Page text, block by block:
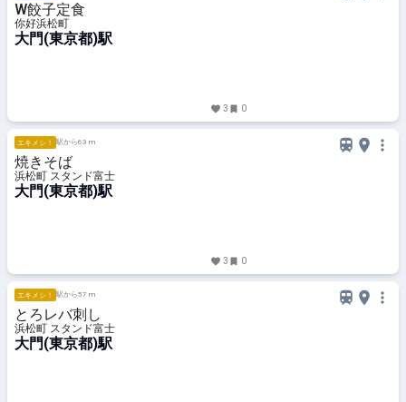
W餃子定食
你好浜松町
大門(東京都)駅
3 0
エキメシ！ 駅から63 m
焼きそば
浜松町 スタンド富士
大門(東京都)駅
3 0
エキメシ！ 駅から57 m
とろレバ刺し
浜松町 スタンド富士
大門(東京都)駅